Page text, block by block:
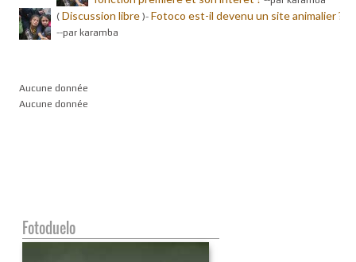
( Discussion libre )- Fotoco est-il devenu un site animalier ?
--par karamba
Aucune donnée
Aucune donnée
Fotoduelo